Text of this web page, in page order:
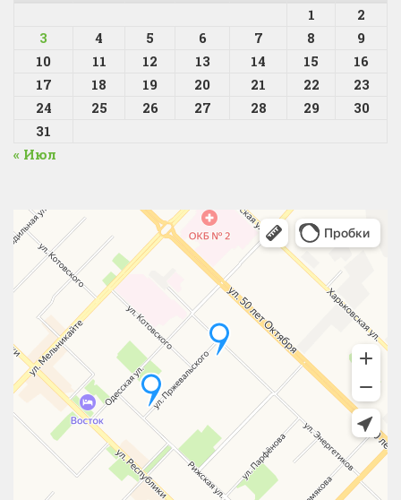
1
2
3
4 5 6 7 8
9
10
11 12 13 14 15
16
17
18 19 20 21 22
23
24
25 26 27 28 29
30
31
« Июл